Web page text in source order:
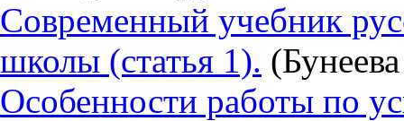
Современный учебник
школы (статья 1).
Особенности работы по